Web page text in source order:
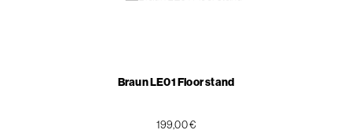
Braun LE01 Floor stand
199,00 €